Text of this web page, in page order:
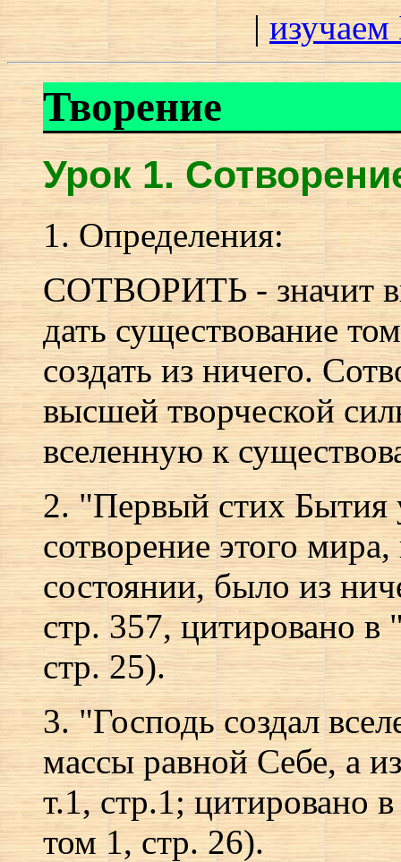
|
Творение
Урок 1.С
1. Определения:
СОТВОРИТЬ - значит
дать существование
создать из ничего.
высшей творческой
вселенную к
2. "Первый стих Бытия
сотворение этого
состоянии, было из
стр. 357, цитировано в
стр. 25).
3. "Господь создал
массы равной Себе, а
т.1, стр.1; цитировано
том 1, стр. 26).